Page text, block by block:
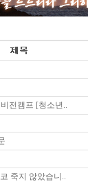
전캠프 [청소년..
죽지 않았습니..